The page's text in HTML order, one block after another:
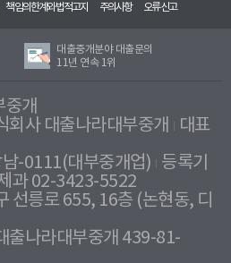
책임의한계와법적고지 주의사항 오류신고
대출중개분야 대출문의
11년 연속 1위
중개
회사 대출나라대부중개
대표
-0111(대부중개업) 등록기
과 02-3423-5522
선릉로 655, 16층 (논현동, 디
출나라대부중개 439-81-